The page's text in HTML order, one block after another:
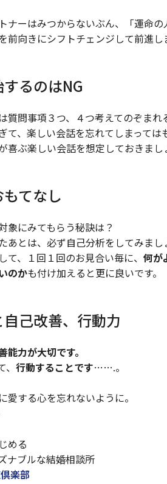
ナーはみつからないぶん、「運命の
前向きにシフトチェンジして前進し
るのはNG
質問事項３つ、４つ考えてのぞまれ
て、楽しい会話を忘れてしまっては
喜ぶ楽しい会話を想定しておきまし
てなし
象にみてもらう秘訣は？
あとは、必ず自己分析をしてみまし
て、１回１回のお見合い毎に、 何が
のかも付け加えると更に良いです。
己改善、行動力
能力が大切です。
行動することです…….。
愛する心を忘れないように。
める
ナブルな結婚相談所
楽部